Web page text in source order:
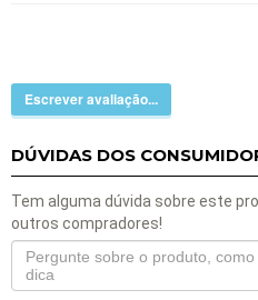
Escrever avaliação...
DÚVIDAS DOS
Tem alguma dúvida sobre este
outros compradores!